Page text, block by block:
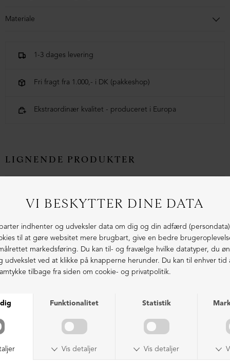
Materiale
1-3 dages levering
Fri fragt fra 1.000,- i DK (pakkeshop)
Ekstraordinær kvalitet - produceret i Europa
LIGNENDE PRODUKTER
Kollektionsprøve sko
DKK 599,00
Kollektionsprøve sko
DKK 599,00